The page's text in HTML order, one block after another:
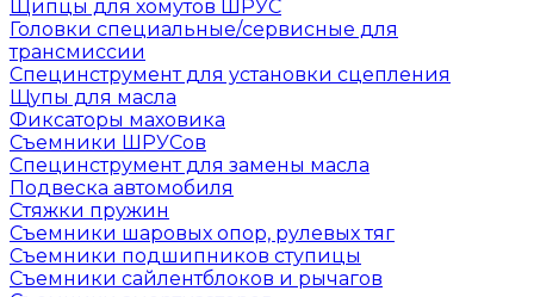
Щипцы для хомутов ШРУС
Головки специальные/сервисные для
трансмиссии
Специнструмент для установки сцепления
Щупы для масла
Фиксаторы маховика
Съемники ШРУСов
Специнструмент для замены масла
Подвеска автомобиля
Стяжки пружин
Съемники шаровых опор, рулевых тяг
Съемники подшипников ступицы
Съемники сайлентблоков и рычагов